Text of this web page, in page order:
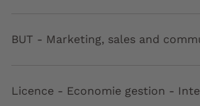
BUT - Marketing, sales and
Licence - Economie gestion -